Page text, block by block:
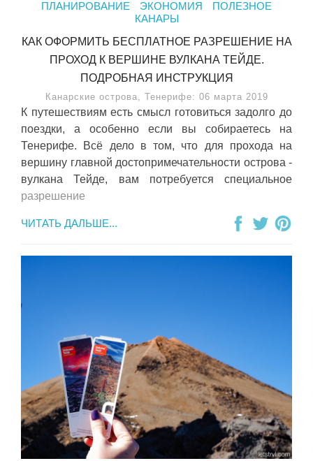
ПЛАНИРОВАНИЕ ЭКОНОМИЯ
ПОЛЕЗНОЕ
КАНАРЫ
КАК ОФОРМИТЬ БЕСПЛАТНОЕ РАЗРЕШЕНИЕ НА
ПРОХОД К ВЕРШИНЕ ВУЛКАНА ТЕЙДЕ.
ПОДРОБНАЯ ИНСТРУКЦИЯ
Канарские острова, Тенерифе: 06 марта 2019
К путешествиям есть смысл готовиться задолго до
поездки, а особенно если вы собираетесь на
Тенерифе. Всё дело в том, что для прохода на
вершину главной достопримечательности острова -
вулкана Тейде, вам потребуется специальное
разрешение
ЧИТАТЬ ДАЛЬШЕ...